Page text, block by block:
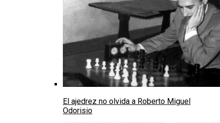
El ajedrez no olvida a Roberto Miguel
Odorisio